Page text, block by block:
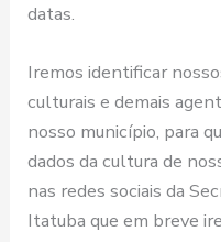
datas.
Iremos identificar
culturais e demais
nosso município, para
dados da cultura de
nas redes sociais da
Itatuba que em breve